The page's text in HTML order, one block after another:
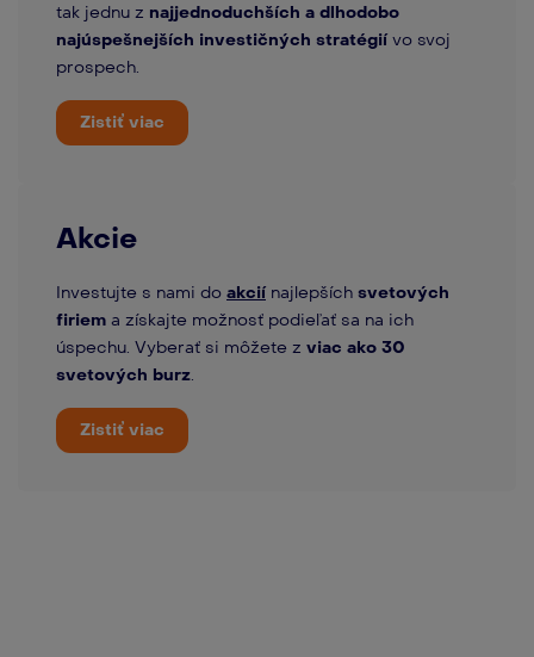
tak jednu z najjednoduchších a dlhodobo
najúspešnejších investičných stratégií vo svoj
prospech.
Zistiť viac
Akcie
Investujte s nami do akcií najlepších svetových
firiem a získajte možnosť podieľať sa na ich
úspechu. Vyberať si môžete z viac ako 30
svetových burz.
Zistiť viac